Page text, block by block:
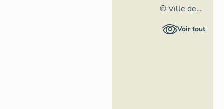
Rhône-
Alpes,
© Ville de
LyonVoir tout